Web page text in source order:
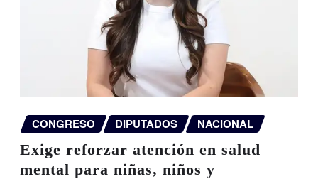
CONGRESO DIPUTADOS NACIONAL
Exige reforzar atención en salud
mental para niñas, niños y